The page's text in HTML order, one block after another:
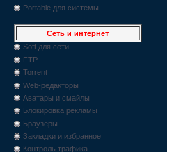
Portable для системы
Сеть и интернет
Soft для сети
FTP
Torrent
Web-редакторы
Аватары и смайлы
Блокировка рекламы
Браузеры
Закладки и избранное
Контроль трафика